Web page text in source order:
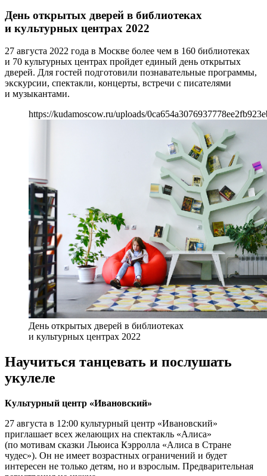
День открытых дверей в библиотеках
и культурных центрах 2022
27 августа 2022 года в Москве более чем в 160 библиотеках
и 70 культурных центрах пройдет единый день открытых
дверей. Для гостей подготовили познавательные программы,
экскурсии, спектакли, концерты, встречи с писателями
и музыкантами.
https://kudamoscow.ru/uploads/
День открытых дверей в библиотеках
и культурных центрах 2022
Научиться танцевать и послушать
укулеле
Культурный центр «Ивановский»
27 августа в 12:00 культурный центр «Ивановский»
приглашает всех желающих на спектакль «Алиса»
(по мотивам сказки Льюиса Кэрролла «Алиса в Стране
чудес»). Он не имеет возрастных ограничений и будет
интересен не только детям, но и взрослым. Предварительная